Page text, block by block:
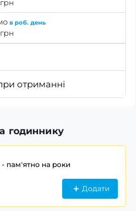
в роб. день
отриманні
годиннику
- пам'ятно на роки
Додати